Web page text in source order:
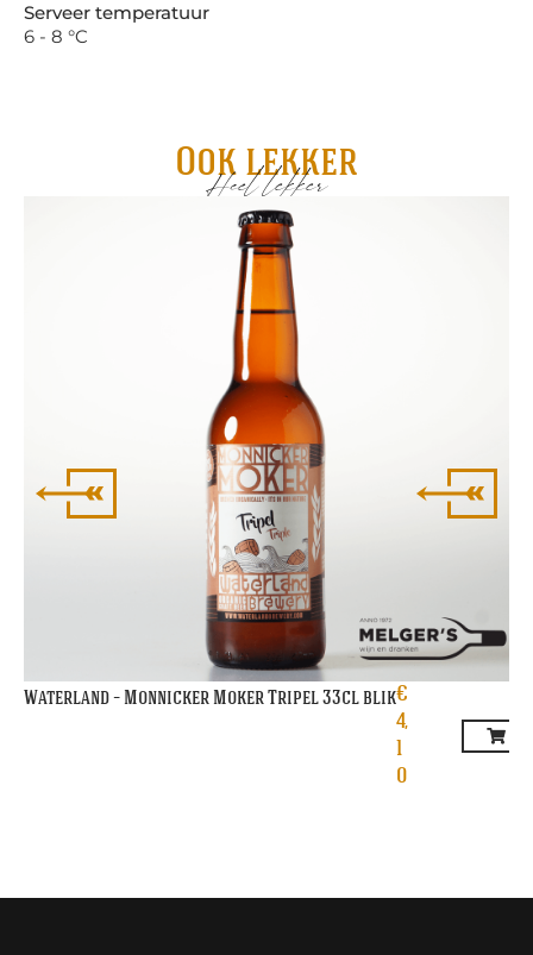
Serveer temperatuur
6 - 8 °C
Ook lekker
Heel lekker
Waterland – Monnicker Moker Tripel 33cl blik€
4,
1
0